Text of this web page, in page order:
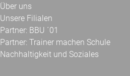
Über uns
Unsere Filialen
Partner: BBU ´01
Partner: Trainer machen Schule
Nachhaltigkeit und Soziales